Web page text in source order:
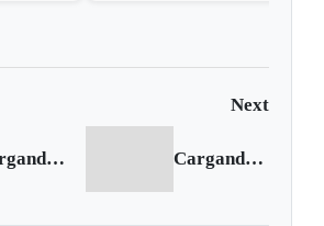
Next
Cargando anterior... Cargando siguiente...